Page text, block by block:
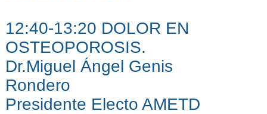
12:40-13:20 DOLOR EN
OSTEOPOROSIS.
Dr.Miguel Ángel Genis
Rondero
Presidente Electo AMETD